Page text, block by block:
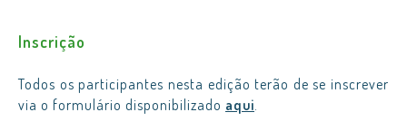
Inscrição
Todos os participantes nesta edição terão de se inscrever
via o formulário disponibilizado aqui.